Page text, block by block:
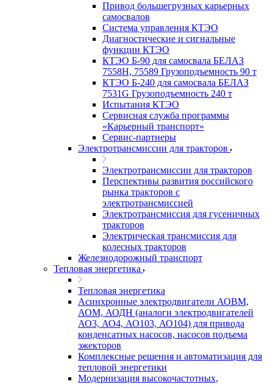
Привод большегрузных карьерных
самосвалов
Система управления КТЭО
Диагностические и сигнальные
функции КТЭО
КТЭО Б-90 для самосвала БЕЛАЗ
7558H, 75589 Грузоподъемность 90 т
КТЭО Б-240 для самосвала БЕЛАЗ
7531G Грузоподъемность 240 т
Испытания КТЭО
Сервисная служба программы
«Карьерный транспорт»
Сервис-партнеры
Электротрансмиссии для тракторов
Электротрансмиссии для тракторов
Перспективы развития российского
рынка тракторов с
электротрансмиссией
Электротрансмиссия для гусеничных
тракторов
Электрическая трансмиссия для
колесных тракторов
Железнодорожный транспорт
Тепловая энергетика
Тепловая энергетика
Асинхронные электродвигатели АОВМ,
АОМ, АОДН (аналоги электродвигателей
АО3, АО4, АО103, АО104) для привода
конденсатных насосов, насосов подъема
эжекторов
Комплексные решения и автоматизация для
тепловой энергетики
Модернизация высокочастотных,